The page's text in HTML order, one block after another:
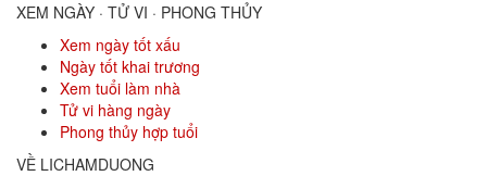
XEM NGÀY · TỬ VI · PHONG THỦY
Xem ngày tốt xấu
Ngày tốt khai trương
Xem tuổi làm nhà
Tử vi hàng ngày
Phong thủy hợp tuổi
VỀ LICHAMDUONG